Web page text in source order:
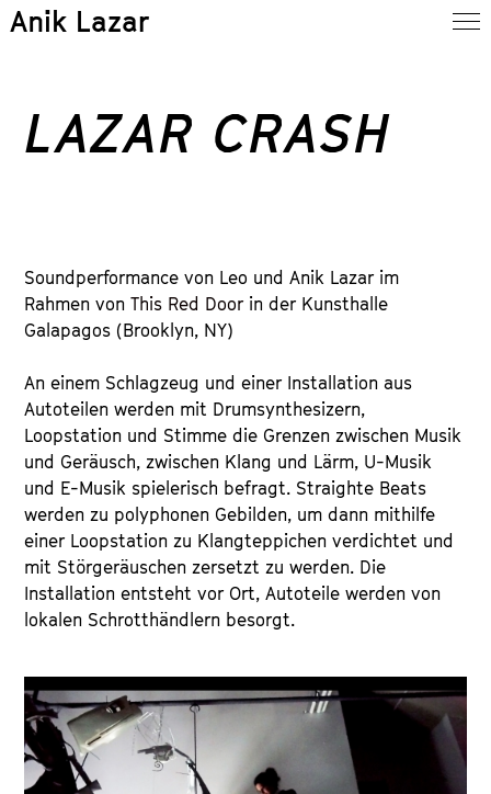
Anik Lazar
LAZAR CRASH
Soundperformance von Leo und Anik Lazar im
Rahmen vonThis Red Doorin der Kunsthalle
Galapagos (Brooklyn, NY)
An einem Schlagzeug und einer Installation aus
Autoteilen werden mit Drumsynthesizern,
Loopstation und Stimme die Grenzen zwischen Musik
und Geräusch, zwischen Klang und Lärm, U-Musik
und E-Musik spielerisch befragt. Straighte Beats
werden zu polyphonen Gebilden, um dann mithilfe
einer Loopstation zu Klangteppichen verdichtet und
mit Störgeräuschen zersetzt zu werden. Die
Installation entsteht vor Ort, Autoteile werden von
lokalen Schrotthändlern besorgt.